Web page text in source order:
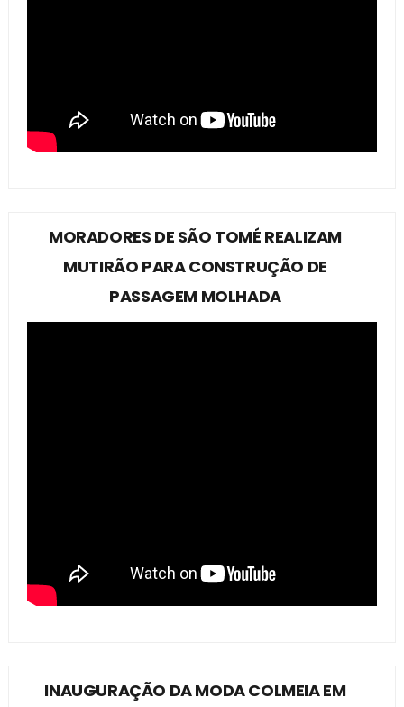
MORADORES DE SÃO TOMÉ REALIZAM
MUTIRÃO PARA CONSTRUÇÃO DE
PASSAGEM MOLHADA
INAUGURAÇÃO DA MODA COLMEIA EM